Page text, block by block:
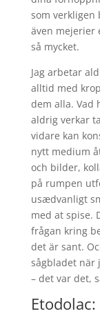
som verkligen
även mejerier
så mycket.
Jag arbetar
alltid med
dem alla. Vad
aldrig verkar
vidare kan
nytt medium
och bilder,
på rumpen
usædvanligt
med at spise.
frågan kring
det är sant.
sågbladet när
– det var det,